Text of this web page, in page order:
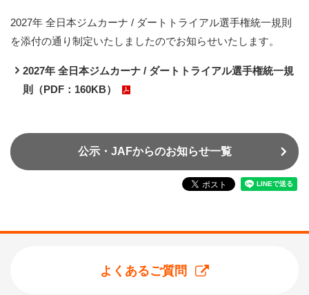
2027年 全日本ジムカーナ / ダートトライアル選手権統一規則
を添付の通り制定いたしましたのでお知らせいたします。
2027年 全日本ジムカーナ / ダートトライアル選手権統一規
則（PDF：160KB）
公示・JAFからのお知らせ一覧
よくあるご質問